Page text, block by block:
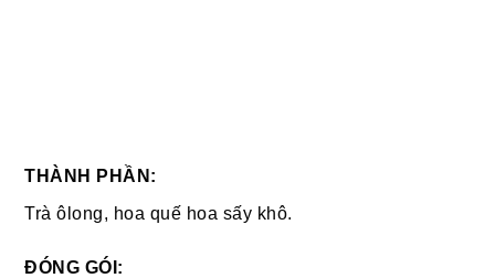
THÀNH PHẦN:
Trà ôlong, hoa quế hoa sấy khô.
ĐÓNG GÓI: